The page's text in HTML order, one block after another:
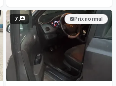
7 Prix normal